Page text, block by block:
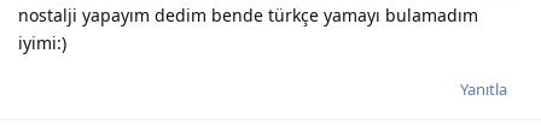
nostalji yapayım dedim bende türkçe yamayı bulamadım
iyimi:)
Yanıtla